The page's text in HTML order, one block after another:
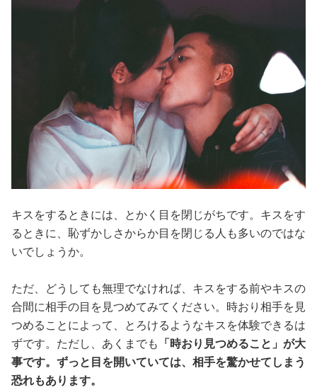
キスをするときには、とかく目を閉じがちです。キスをす
るときに、恥ずかしさからか目を閉じる人も多いのではな
いでしょうか。
ただ、どうしても無理でなければ、キスをする前やキスの
合間に相手の目を見つめてみてください。時おり相手を見
つめることによって、とろけるようなキスを体験できるは
ずです。ただし、あくまでも
「時おり見つめること」が大
事です。ずっと目を開いていては、相手を驚かせてしまう
恐れもあります。